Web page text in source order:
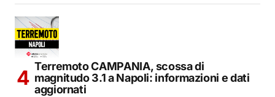
Terremoto CAMPANIA, scossa di
magnitudo 3.1 a Napoli: informazioni e dati
aggiornati